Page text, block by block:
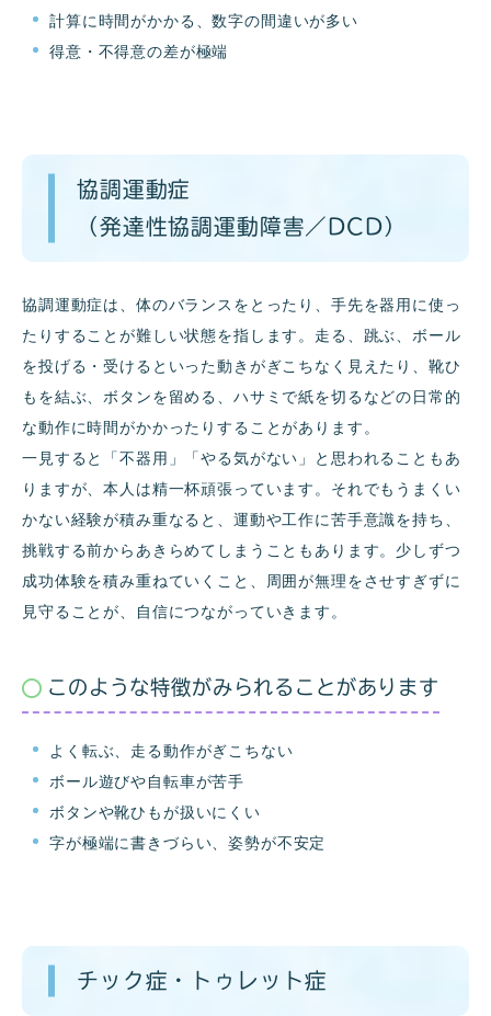
計算に時間がかかる、数字の間違いが多い
得意・不得意の差が極端
協調運動症
（発達性協調運動障害／DCD）
協調運動症は、体のバランスをとったり、手先を器用に使っ
たりすることが難しい状態を指します。走る、跳ぶ、ボール
を投げる・受けるといった動きがぎこちなく見えたり、靴ひ
もを結ぶ、ボタンを留める、ハサミで紙を切るなどの日常的
な動作に時間がかかったりすることがあります。
一見すると「不器用」「やる気がない」と思われることもあ
りますが、本人は精一杯頑張っています。それでもうまくい
かない経験が積み重なると、運動や工作に苦手意識を持ち、
挑戦する前からあきらめてしまうこともあります。少しずつ
成功体験を積み重ねていくこと、周囲が無理をさせすぎずに
見守ることが、自信につながっていきます。
このような特徴がみられることがあります
よく転ぶ、走る動作がぎこちない
ボール遊びや自転車が苦手
ボタンや靴ひもが扱いにくい
字が極端に書きづらい、姿勢が不安定
チック症・トゥレット症